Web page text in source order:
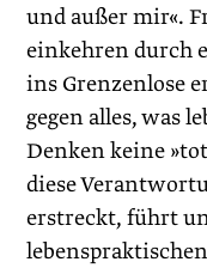
und außer mir«.
einkehren durch
ins Grenzenlose
gegen alles, was
Denken keine
diese
erstreckt, führt